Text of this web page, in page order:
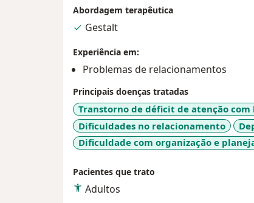
Abordagem terapêutica
Gestalt
Experiência em:
Problemas de relacionamentos
Principais doenças tratadas
Transtorno de déficit de atenção
Dificuldades no relacionamento
Dificuldade com organização e
Pacientes que trato
Adultos